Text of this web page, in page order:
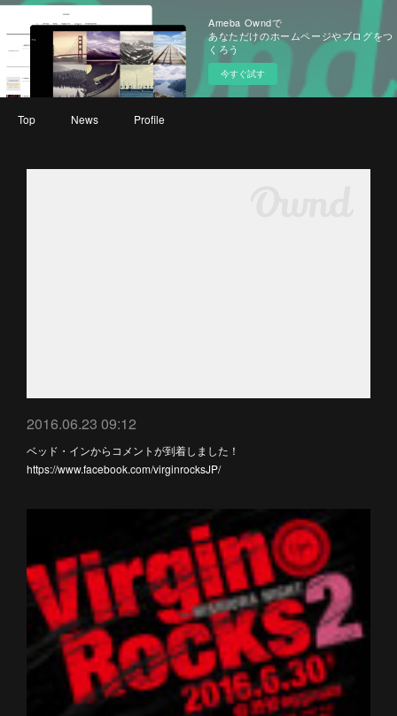
Ameba Owndで
あなただけのホームページやブログをつ
くろう
今すぐ試す
Top News Profile
2016.06.23 09:12
ベッド・インからコメントが到着しました！
https://www.facebook.com/virginrocksJP/